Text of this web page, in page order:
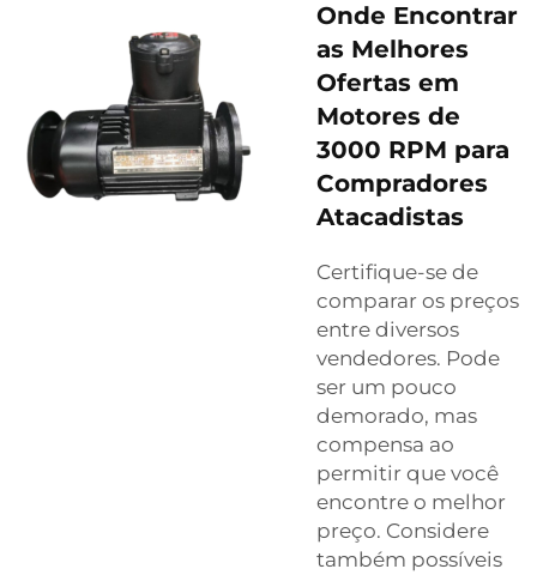
Onde Encontrar
as Melhores
Ofertas em
Motores de
3000 RPM para
Compradores
Atacadistas
Certifique-se de
comparar os preços
entre diversos
vendedores. Pode
ser um pouco
demorado, mas
compensa ao
permitir que você
encontre o melhor
preço. Considere
também possíveis